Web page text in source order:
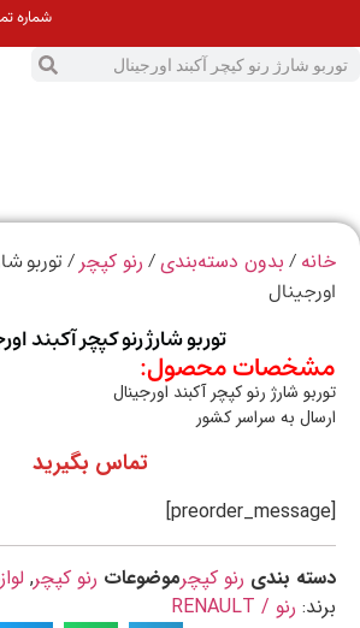
شماره تماس:
/بدون دسته‌بندی/رنو کپچر / توربو شارژ
توربو شارژ رنو کپچر آکبند
محصول:
شارژ رنو کپچر آکبند اورجینال
به سراسر کشور
تماس بگیرید
بندی رنو کپچر موضوعات رنو کپچر ,لوازم
رنو / RENAULT